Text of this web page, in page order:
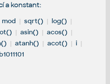
a konstant:
mod | sqrt() | log() |
| asin() | acos() |
| atanh() | acot() | i |